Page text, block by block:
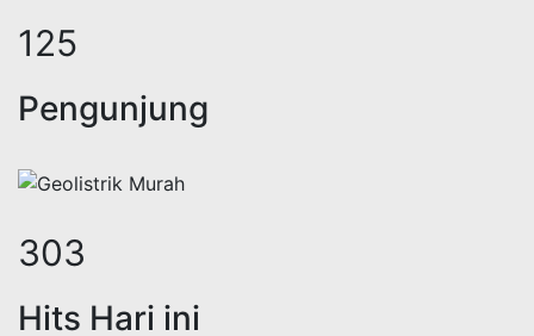
159
Pengunjung
385
Hits Hari ini